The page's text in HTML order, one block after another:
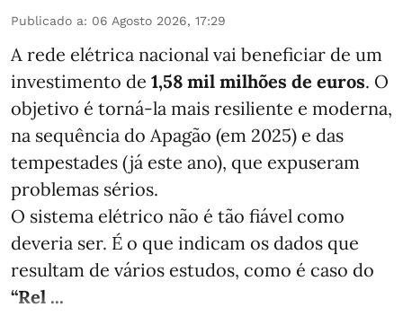
Publicado a: 06 Agosto 2026, 17:29
A rede elétrica nacional vai beneficiar de um
investimento de 1,58 mil milhões de euros. O
objetivo é torná-la mais resiliente e moderna,
na sequência do Apagão (em 2025) e das
tempestades (já este ano), que expuseram
problemas sérios.
O sistema elétrico não é tão fiável como
deveria ser. É o que indicam os dados que
resultam de vários estudos, como é caso do
“Rel ...